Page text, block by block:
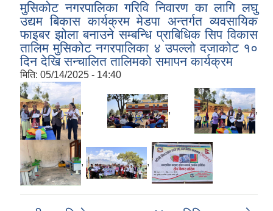
मुसिकोट नगरपालिका गरिवि निवारण का लागि लघु
उद्यम बिकास कार्यक्रम मेडपा अन्तर्गत व्यवसायिक
फाइबर झोला बनाउने सम्बन्धि प्राबिधिक सिप विकास
तालिम मुसिकोट नगरपालिका ४ उपल्लो दजाकोट १०
दिन देखि सन्चालित तालिमको समापन कार्यक्रम
मिति: 05/14/2025 - 14:40
, , ,
, ,